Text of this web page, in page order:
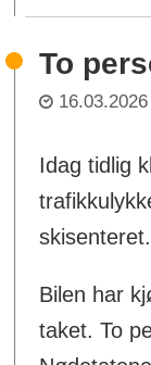
To
16.03.2026
Idag tidlig
skisenteret.
Bilen har
taket. To